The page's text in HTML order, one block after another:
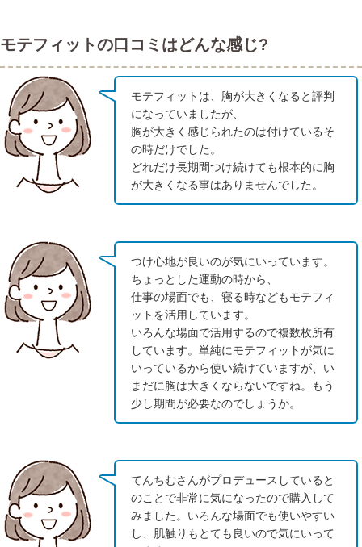
モテフィットの口コミはどんな感じ?
モテフィットは、胸が大きくなると評判
になっていましたが、
胸が大きく感じられたのは付けているそ
の時だけでした。
どれだけ長期間つけ続けても根本的に胸
が大きくなる事はありませんでした。
つけ心地が良いのが気にいっています。
ちょっとした運動の時から、
仕事の場面でも、寝る時などもモテフィ
ットを活用しています。
いろんな場面で活用するので複数枚所有
しています。単純にモテフィットが気に
いっているから使い続けていますが、い
まだに胸は大きくならないですね。もう
少し期間が必要なのでしょうか。
てんちむさんがプロデュースしていると
のことで非常に気になったので購入して
みました。いろんな場面でも使いやすい
し、肌触りもとても良いので気にいって